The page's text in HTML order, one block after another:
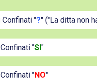
"?" ("La ditta non
"SI"
"NO"